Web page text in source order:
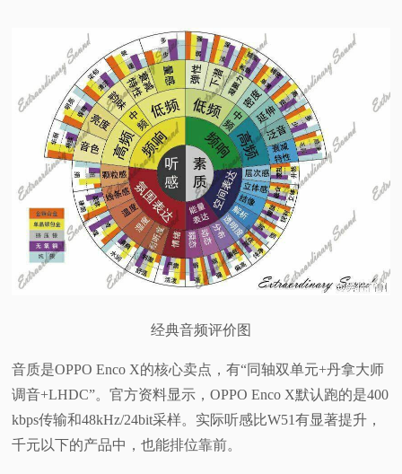
经典音频评价图
音质是OPPO Enco X的核心卖点，有“同轴双单元+丹拿大师
调音+LHDC”。官方资料显示，OPPO Enco X默认跑的是400
kbps传输和48kHz/24bit采样。实际听感比W51有显著提升，
千元以下的产品中，也能排位靠前。